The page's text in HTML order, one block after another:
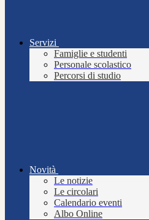
Servizi
Famiglie e studenti
Personale scolastico
Percorsi di studio
Novità
Le notizie
Le circolari
Calendario eventi
Albo Online